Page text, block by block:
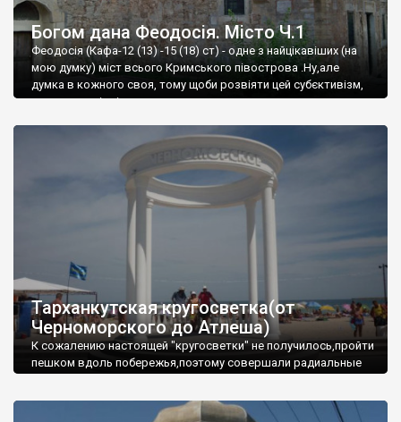
Богом дана Феодосія. Місто Ч.1
Феодосія (Кафа-12 (13) -15 (18) ст) - одне з найцікавіших (на
мою думку) міст всього Кримського півострова .Ну,але
думка в кожного своя, тому щоби розвіяти цей субєктивізм,
запрошую відвідати це
Тарханкутская кругосветка(от
Черноморского до Атлеша)
К сожалению настоящей "кругосветки" не получилось,пройти
пешком вдоль побережья,поэтому совершали радиальные